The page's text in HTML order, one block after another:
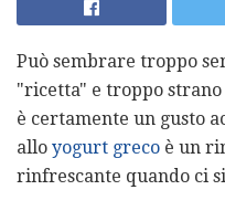
Può sembrare troppo
"ricetta" e troppo strano
è certamente un gusto
allo yogurt greco è un
rinfrescante quando ci